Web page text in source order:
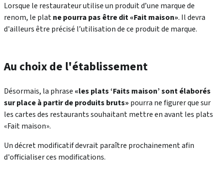
Lorsque le restaurateur utilise un produit d’une marque de
renom, le platne pourra pas être dit «Fait maison». Il devra
d'ailleurs être précisé l’utilisation de ce produit de marque.
Au choix de l'établissement
Désormais, la phrase «les plats ‘Faits maison’ sont élaborés
sur place à partir de produits bruts» pourra ne figurer que sur
les cartes des restaurants souhaitant mettre en avant les plats
«Fait maison».
Un décret modificatif devrait paraître prochainement afin
d'officialiser ces modifications.